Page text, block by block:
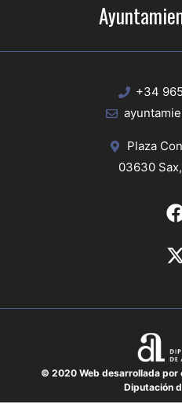
+34
Plaza
03630
© 2020 Web desarrollada por
Diputación